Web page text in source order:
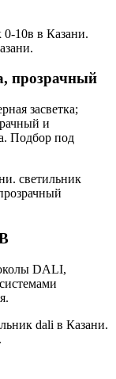
10в в Казани.
.
прозрачный
засветка;
и
Подбор под
светильник
DALI,
dali в Казани.
.